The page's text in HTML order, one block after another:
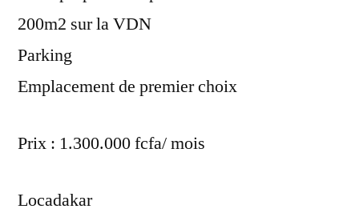
200m2 sur la VDN
Parking
Emplacement de premier choix
Prix : 1.300.000 fcfa/ mois
Locadakar